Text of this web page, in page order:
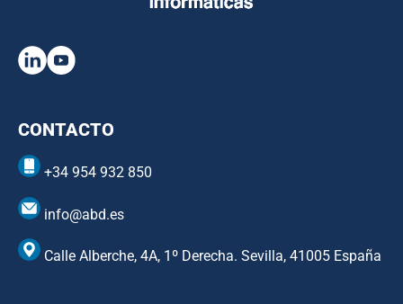
CONTACTO
+34 954 932 850
info@abd.es
Calle Alberche, 4A, 1º Derecha. Sevilla, 41005 España